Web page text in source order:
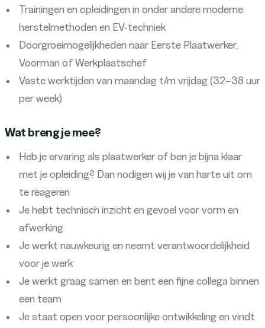
Trainingen en opleidingen in onder andere moderne
herstelmethoden en EV-techniek
Doorgroeimogelijkheden naar Eerste Plaatwerker,
Voorman of Werkplaatschef
Vaste werktijden van maandag t/m vrijdag (32–38 uur
per week)
Wat breng je mee?
Heb je ervaring als plaatwerker of ben je bijna klaar
met je opleiding? Dan nodigen wij je van harte uit om
te reageren
Je hebt technisch inzicht en gevoel voor vorm en
afwerking
Je werkt nauwkeurig en neemt verantwoordelijkheid
voor je werk
Je werkt graag samen en bent een fijne collega binnen
een team
Je staat open voor persoonlijke ontwikkeling en vindt